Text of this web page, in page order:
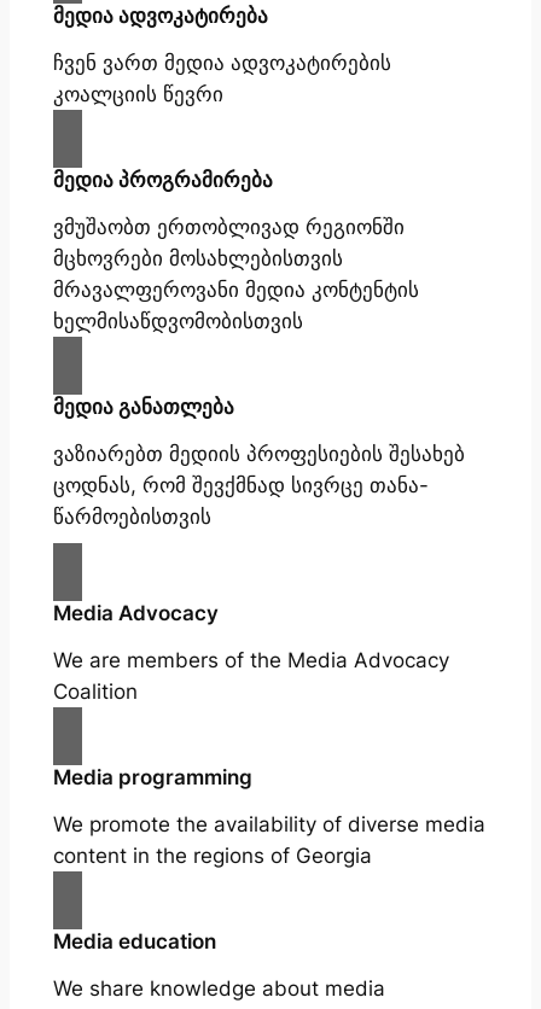
მედია ადვოკატირება
ჩვენ ვართ მედია ადვოკატირების
კოალციის წევრი
მედია პროგრამირება
ვმუშაობთ ერთობლივად რეგიონში
მცხოვრები მოსახლებისთვის
მრავალფეროვანი მედია კონტენტის
ხელმისაწდვომობისთვის
მედია განათლება
ვაზიარებთ მედიის პროფესიების შესახებ
ცოდნას, რომ შევქმნად სივრცე თანა-
წარმოებისთვის
Media Advocacy
We are members of the Media Advocacy
Coalition
Media programming
We promote the availability of diverse media
content in the regions of Georgia
Media education
We share knowledge about media